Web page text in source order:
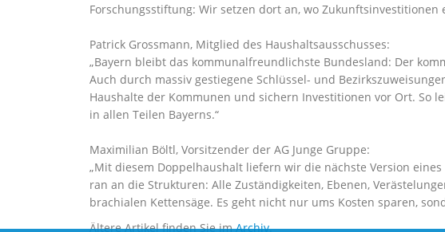
Forschungsstiftung: Wir setzen dort an, wo
Patrick Grossmann, Mitglied des Haushaltsausschusses:
Bayern bleibt das kommunalfreundlichste Bundesland: Der
Auch durch massiv gestiegene Schlüssel- und
Haushalte der Kommunen und sichern Investitionen vor Ort. So
in allen Teilen Bayerns.“
Maximilian Böltl, Vorsitzender der AG Junge Gruppe:
Mit diesem Doppelhaushalt liefern wir die nächste Version
ran an die Strukturen: Alle Zuständigkeiten, Ebenen,
brachialen Kettensäge. Es geht nicht nur ums Kosten sparen,
Ältere Artikel finden Sie imArchiv.